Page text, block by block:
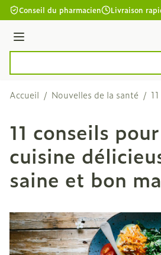
Aller au contenu
Conseil du pharmacien Livraison
Menu
Accueil / Nouvelles de la santé /
11 conseils
cuisine
saine et bon